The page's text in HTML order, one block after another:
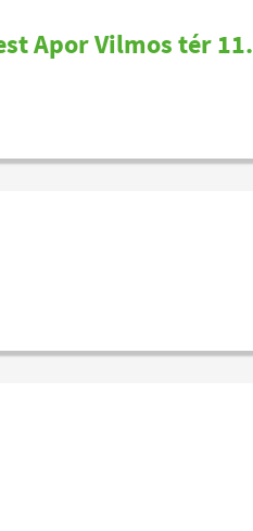
Apor Vilmos tér 11.